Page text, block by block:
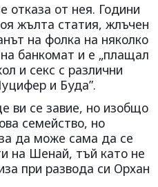
отказа от нея. Години
жълта статия, жлъчен
на фолка на няколко
банкомат и е „плащал
и секс с различни
и Буда”.
ви се завие, но изобщо
семейство, но
да може сама да се
на Шенай, тъй като не
при развода си Орхан